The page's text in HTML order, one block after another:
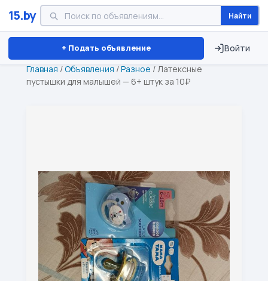
15.by Найти
+ Подать объявление Войти
Минск Витебск Брест ⏱ ТОЛЬКО 15 ДНЕЙ
Главная /Объявления /Разное /Латексные
пустышки для малышей — 6+ штук за 10₽